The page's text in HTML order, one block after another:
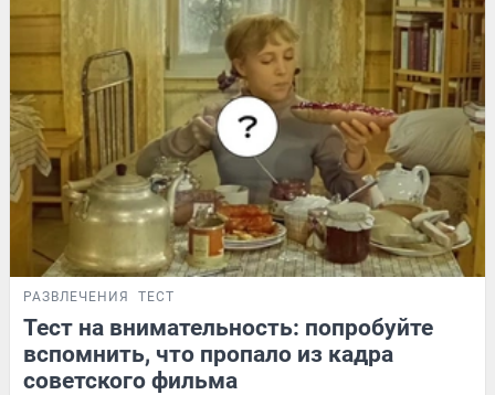
РАЗВЛЕЧЕНИЯ ТЕСТ
Тест на внимательность: попробуйте
вспомнить, что пропало из кадра
советского фильма